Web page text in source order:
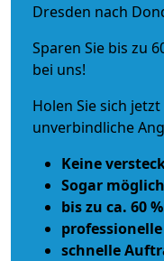
Dresden nach
Sparen Sie bis zu
bei uns!
Holen Sie sich
unverbindliche
Keine
Sogar
bis zu ca. 60
schnelle